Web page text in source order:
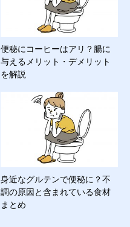
便秘にコーヒーはアリ？腸に
与えるメリット・デメリット
を解説
身近なグルテンで便秘に？不
調の原因と含まれている食材
まとめ